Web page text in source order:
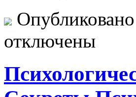
отключены